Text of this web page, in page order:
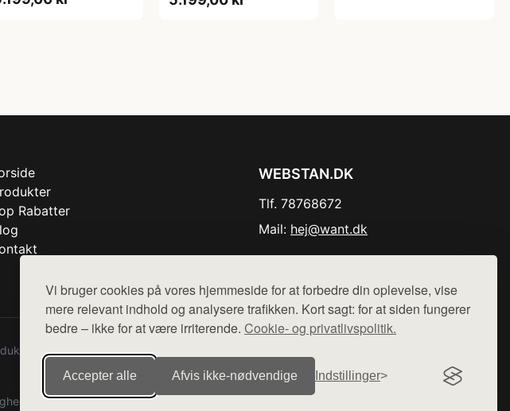
Vi bruger cookies på vores hjemmeside for at forbedre din oplevelse, vise
mere relevant indhold og analysere trafikken. Kort sagt: for at siden fungerer
bedre – ikke for at være irriterende. Cookie- og privatlivspolitik.
Accepter alle Afvis ikke‑nødvendige Indstillinger
Rabatter
WEBSTAN.DK
Tlf. 78768672
Mail: hej@want.dk
fra diverse webshops. Der sælges ikke varer fra denne side - vi henviser til de shops,
forbeholdes.